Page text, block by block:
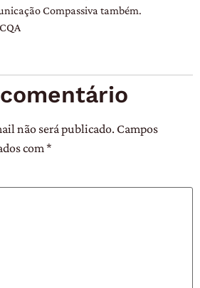
Compassiva também.
não será publicado. Campos
com *